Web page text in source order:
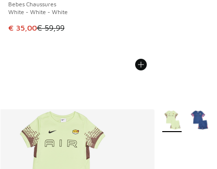
Bebes Chaussures
White - White - White
Cet article est en promotion. Prix en baisse de € 59,99 à
€ 35,00€ 59,99
Plus de couleurs